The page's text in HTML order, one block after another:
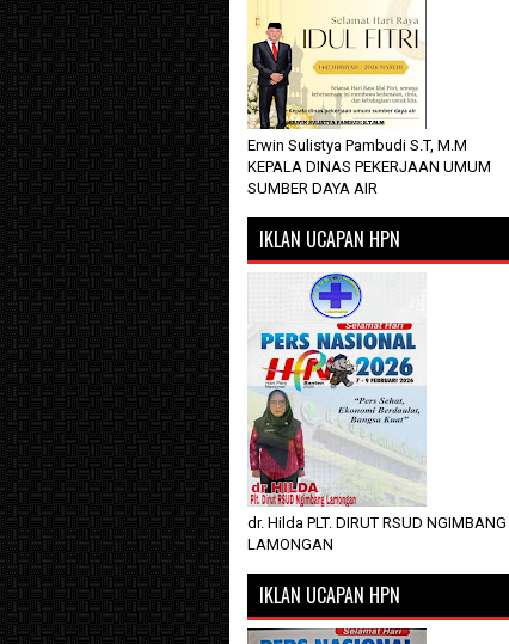
Erwin Sulistya Pambudi S.T, M.M
KEPALA DINAS PEKERJAAN UMUM
SUMBER DAYA AIR
IKLAN UCAPAN HPN
dr. Hilda PLT. DIRUT RSUD NGIMBANG
LAMONGAN
IKLAN UCAPAN HPN